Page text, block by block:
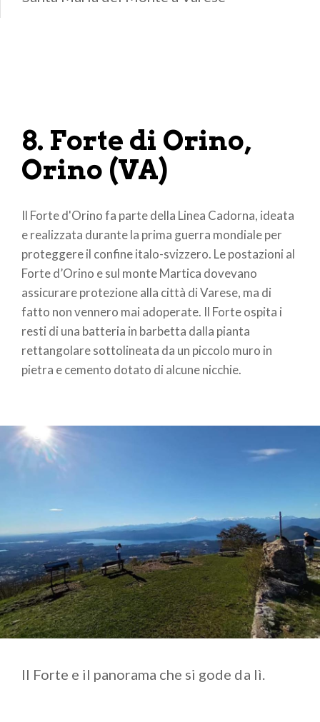
8. Forte di Orino,
Orino (VA)
Il Forte d'Orino fa parte della Linea Cadorna, ideata
e realizzata durante la prima guerra mondiale per
proteggere il confine italo-svizzero. Le postazioni al
Forte d’Orino e sul monte Martica dovevano
assicurare protezione alla città di Varese, ma di
fatto non vennero mai adoperate. Il Forte ospita i
resti di una batteria in barbetta dalla pianta
rettangolare sottolineata da un piccolo muro in
pietra e cemento dotato di alcune nicchie.
Il Forte e il panorama che si gode da lì.